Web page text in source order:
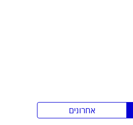
אחרונים